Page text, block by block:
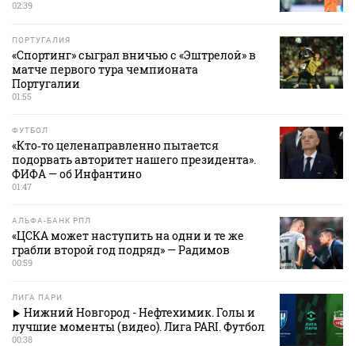
02:39
ПОРТУГАЛИЯ
«Спортинг» сыграл вничью с «Эштрелой» в
матче первого тура чемпионата
Португалии
01:55
ФУТБОЛ
«Кто‑то целенаправленно пытается
подорвать авторитет нашего президента».
ФИФА — об Инфантино
01:47
АЛЬФА-БАНК РПЛ
«ЦСКА может наступить на одни и те же
грабли второй год подряд» — Радимов
00:59
ЛИГА ПАРИ
Нижний Новгород - Нефтехимик. Голы и
лучшие моменты (видео). Лига PARI. Футбол
00:38